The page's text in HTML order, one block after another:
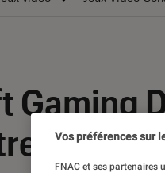
Gaming
pour
Vos préférences sur
FNAC et ses partenaires